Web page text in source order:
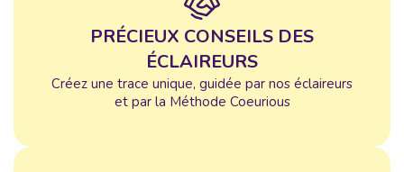
PRÉCIEUX CONSEILS DES
ÉCLAIREURS
Créez une trace unique, guidée par nos éclaireurs
et par la Méthode Coeurious